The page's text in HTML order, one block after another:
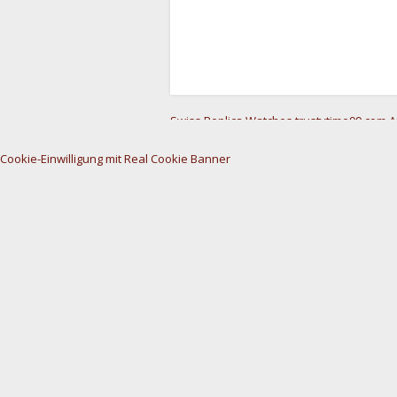
Swiss Replica Watches trustytime99.com
Cookie-Einwilligung mit Real Cookie Banner